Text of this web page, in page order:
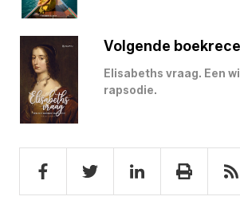
Volgende
Elisabeths vraag. Een
rapsodie.